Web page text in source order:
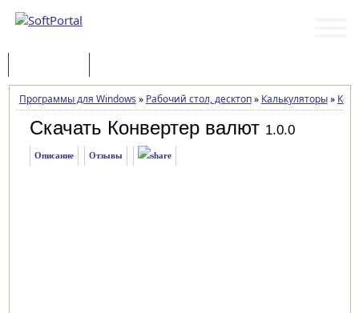
Программы для Windows » Рабочий стол, десктоп» Калькуляторы»
Скачать Конвертер валют 1.0.0
Описание Отзывы